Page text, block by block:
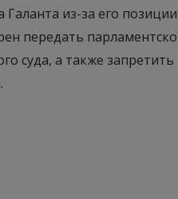
из-за его
передать
суда, а также